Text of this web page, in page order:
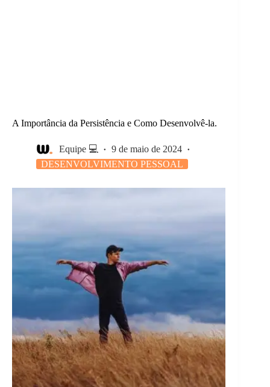
A Importância da Persistência e Como Desenvolvê-la.
Equipe 💻
9 de maio de 2024
DESENVOLVIMENTO PESSOAL